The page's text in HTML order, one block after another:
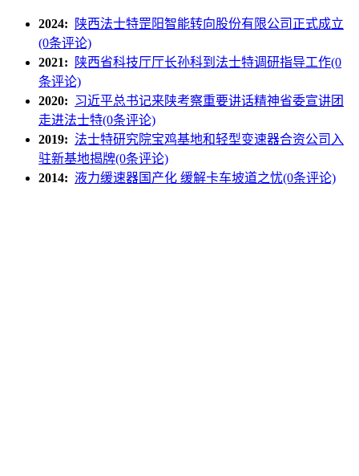
2024:
陕西法士特罡阳智能转向股份有限公司正式成立
(0条评论)
2021:
陕西省科技厅厅长孙科到法士特调研指导工作(0
条评论)
2020: 习近平总书记来陕考察重要讲话精神省委宣讲团
走进法士特(0条评论)
2019: 法士特研究院宝鸡基地和轻型变速器合资公司入
驻新基地揭牌(0条评论)
2014: 液力缓速器国产化 缓解卡车坡道之忧(0条评论)